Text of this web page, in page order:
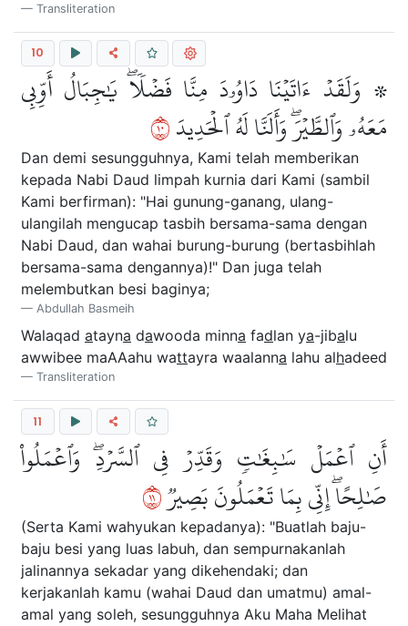
Transliteration
10
۞ وَلَقَدۡ ءَاتَيۡنَا دَاوُۥدَ مِنَّا فَضۡلٗاۖ يَٰجِبَالُ أَوِّبِي
مَعَهُۥ وَٱلطَّيۡرَۖ وَأَلَنَّا لَهُ ٱلۡحَدِيدَ٠١
Dan demi sesungguhnya, Kami telah memberikan
kepada Nabi Daud limpah kurnia dari Kami (sambil
Kami berfirman): "Hai gunung-ganang, ulang-
ulangilah mengucap tasbih bersama-sama dengan
Nabi Daud, dan wahai burung-burung (bertasbihlah
bersama-sama dengannya)!" Dan juga telah
melembutkan besi baginya;
Abdullah Basmeih
Walaqad atayna dawooda minna fadlan ya-jibalu
awwibee maAAahu wattayra waalanna lahu alhadeed
Transliteration
11
أَنِ ٱعۡمَلۡ سَٰبِغَٰتٖ وَقَدِّرۡ فِي ٱلسَّرۡدِۖ وَٱعۡمَلُواْ
صَٰلِحًاۖ إِنِّي بِمَا تَعۡمَلُونَ بَصِيرٞ١١
(Serta Kami wahyukan kepadanya): "Buatlah baju-
baju besi yang luas labuh, dan sempurnakanlah
jalinannya sekadar yang dikehendaki; dan
kerjakanlah kamu (wahai Daud dan umatmu) amal-
amal yang soleh, sesungguhnya Aku Maha Melihat